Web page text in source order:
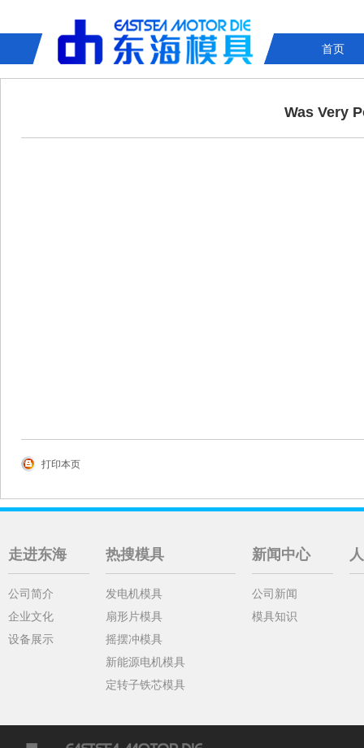
首页
Was Very
打印本页
走进东海
公司简介
企业文化
设备展示
热搜模具
发电机模具
扇形片模具
摇摆冲模具
新能源电机模具
定转子铁芯模具
新闻中心
公司新闻
模具知识